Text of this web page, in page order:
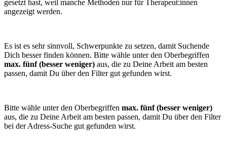
gesetzt hast, weil manche Methoden nur für Therapeut:innen
angezeigt werden.
Es ist es sehr sinnvoll, Schwerpunkte zu setzen, damit Suchende
Dich besser finden können. Bitte wähle unter den Oberbegriffen
max. fünf (besser weniger) aus, die zu Deine Arbeit am besten
passen, damit Du über den Filter gut gefunden wirst.
Bitte wähle unter den Oberbegriffen max. fünf (besser weniger)
aus, die zu Deine Arbeit am besten passen, damit Du über den Filter
bei der Adress-Suche gut gefunden wirst.